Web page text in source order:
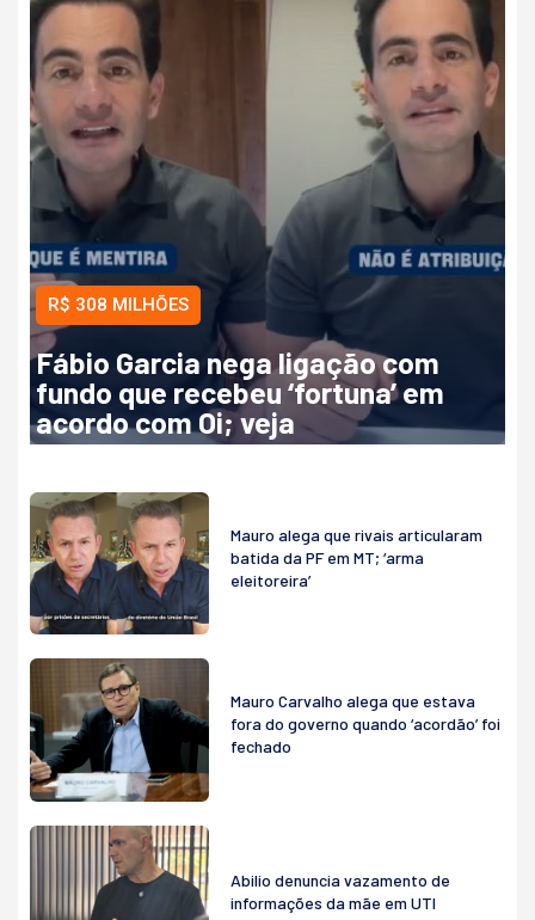
R$ 308 MILHÕES
Fábio Garcia nega ligação com
fundo que recebeu ‘fortuna’ em
acordo com Oi; veja
Mauro alega que rivais articularam
batida da PF em MT; ‘arma
eleitoreira’
Mauro Carvalho alega que estava
fora do governo quando ‘acordão’ foi
fechado
Abilio denuncia vazamento de
informações da mãe em UTI